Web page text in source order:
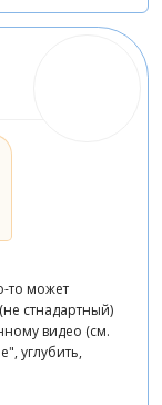
то может
стнадартный)
видео (см.
углубить,